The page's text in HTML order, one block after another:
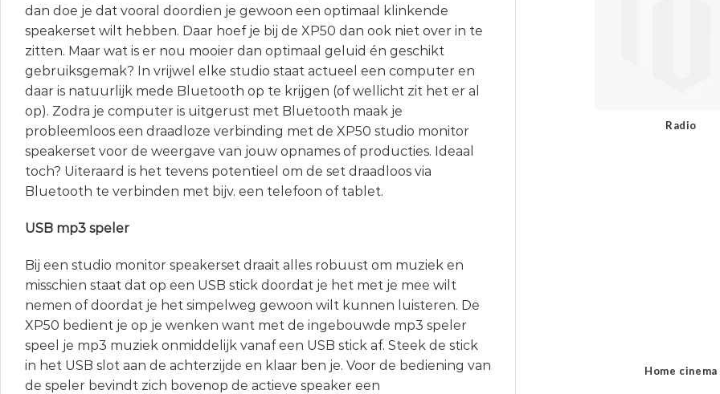
dan doe je dat vooral doordien je gewoon een optimaal klinkende
speakerset wilt hebben. Daar hoef je bij de XP50 dan ook niet over in te
zitten. Maar wat is er nou mooier dan optimaal geluid én geschikt
gebruiksgemak? In vrijwel elke studio staat actueel een computer en
daar is natuurlijk mede Bluetooth op te krijgen (of wellicht zit het er al
op). Zodra je computer is uitgerust met Bluetooth maak je
probleemloos een draadloze verbinding met de XP50 studio monitor
speakerset voor de weergave van jouw opnames of producties. Ideaal
toch? Uiteraard is het tevens potentieel om de set draadloos via
Bluetooth te verbinden met bijv. een telefoon of tablet.
USB mp3 speler
Bij een studio monitor speakerset draait alles robuust om muziek en
misschien staat dat op een USB stick doordat je het met je mee wilt
nemen of doordat je het simpelweg gewoon wilt kunnen luisteren. De
XP50 bedient je op je wenken want met de ingebouwde mp3 speler
speel je mp3 muziek onmiddelijk vanaf een USB stick af. Steek de stick
in het USB slot aan de achterzijde en klaar ben je. Voor de bediening van
de speler bevindt zich bovenop de actieve speaker een
Radio
Home cinema